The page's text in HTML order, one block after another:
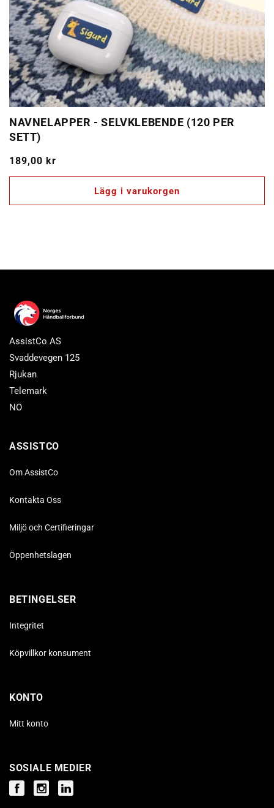
NAVNELAPPER - SELVKLEBENDE (120 PER
SETT)
Ordinarie
pris
189,00 kr
Lägg i varukorgen
AssistCo AS
Svaddevegen 125
Rjukan
Telemark
NO
ASSISTCO
Om AssistCo
Kontakta Oss
Miljö och Certifieringar
Öppenhetslagen
BETINGELSER
Integritet
Köpvillkor konsument
KONTO
Mitt konto
SOSIALE MEDIER
FacebookInstagramInstagram